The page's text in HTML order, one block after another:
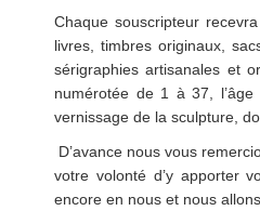
Chaque souscripteur
livres, timbres originaux,
sérigraphies artisanales et
numérotée de 1 à 37,
vernissage de la sculpture,
D’avance nous vous
votre volonté d’y apporter
encore en nous et nous